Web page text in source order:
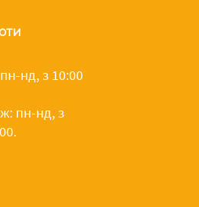
нд, з 10:00
пн-нд, з